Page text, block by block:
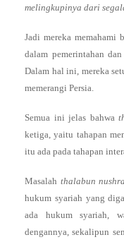
melingkupinya dari
Jadi mereka memahami
dalam pemerintahan
Dalam hal ini, mereka
memerangi Persia.
Semua ini jelas bahwa
ketiga, yaitu tahapan
itu ada pada tahapan
Masalah thalabun
hukum syariah yang
ada hukum syariah,
dengannya, sekalipun